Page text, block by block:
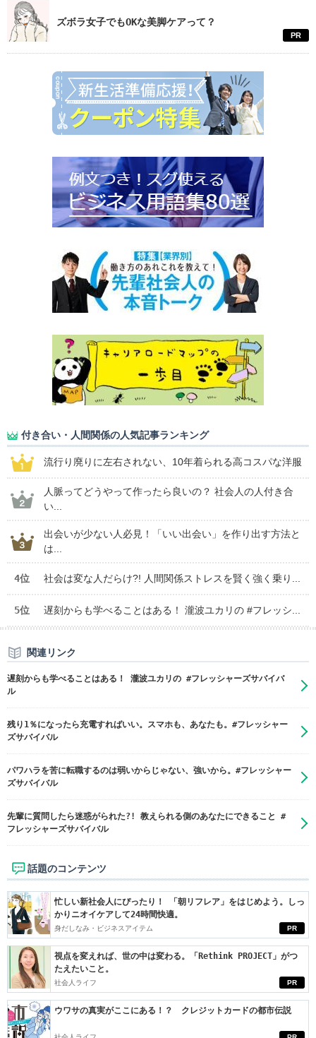
ズボラ女子でもOKな美脚ケアって？
PR
付き合い・人間関係の人気記事ランキング
流行り廃りに左右されない、10年着られる高コスパな洋服
人脈ってどうやって作ったら良いの？ 社会人の人付き合
い...
出会いが少ない人必見！「いい出会い」を作り出す方法と
は...
4位 社会は変な人だらけ?! 人間関係ストレスを賢く強く乗り...
5位 遅刻からも学べることはある！ 瀧波ユカリの #フレッシ...
関連リンク
遅刻からも学べることはある！ 瀧波ユカリの #フレッシャーズサバイバ
ル
残り1％になったら充電すればいい。スマホも、あなたも。#フレッシャー
ズサバイバル
パワハラを苦に転職するのは弱いからじゃない、強いから。#フレッシャー
ズサバイバル
先輩に質問したら迷惑がられた?! 教えられる側のあなたにできること #
フレッシャーズサバイバル
話題のコンテンツ
PR
忙しい新社会人にぴったり！ 「朝リフレア」をはじめよう。しっ
かりニオイケアして24時間快適。
身だしなみ・ビジネスアイテム
PR
視点を変えれば、世の中は変わる。「Rethink PROJECT」がつ
たえたいこと。
社会人ライフ
ウワサの真実がここにある！？ クレジットカードの都市伝説